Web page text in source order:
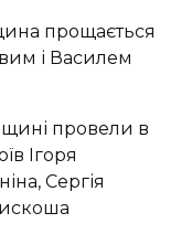
прощається
і Василем
провели в
Ігоря
Сергія